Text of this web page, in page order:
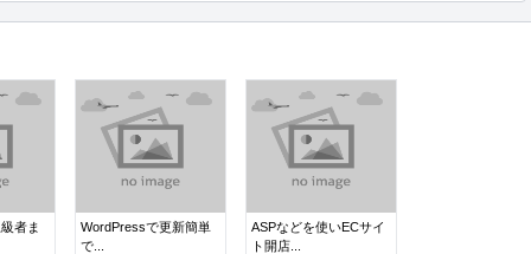
者ま
WordPressで更新簡単
で...
ASPなどを使いECサイ
ト開店...